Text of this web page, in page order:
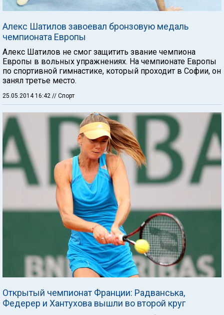
Алекс Шатилов завоевал бронзовую медаль
чемпионата Европы
Алекс Шатилов не смог защитить звание чемпиона
Европы в вольных упражнениях. На чемпионате Европы
по спортивной гимнастике, который проходит в Софии, он
занял третье место.
25.05.2014 16:42 // Спорт
Открытый чемпионат Франции: Радванська,
Федерер и Хантухова вышли во второй круг